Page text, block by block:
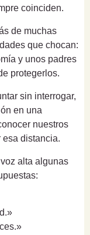
coinciden.
de muchas
que chocan:
y unos padres
protegerlos.
sin interrogar,
en una
nuestros
esa distancia.
alta algunas